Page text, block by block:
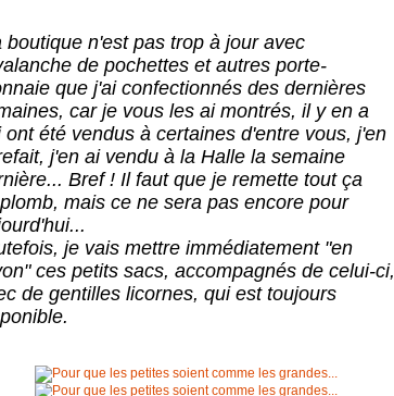
boutique n'est pas trop à jour avec
de pochettes et autres porte-
que j'ai confectionnés des dernières
car je vous les ai montrés, il y en a
ont été vendus à certaines d'entre vous, j'en
j'en ai vendu à la Halle la semaine
Bref ! Il faut que je remette tout ça
mais ce ne sera pas encore pour
je vais mettre immédiatement "en
ces petits sacs, accompagnés de celui-ci,
de gentilles licornes, qui est toujours